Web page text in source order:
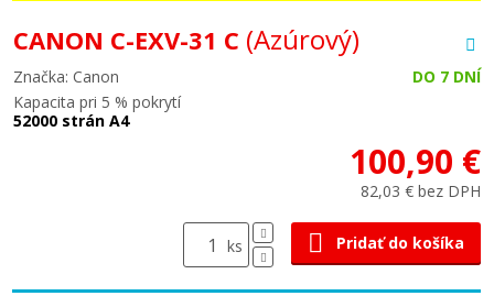
CANON C-EXV-31 C (Azúrový)
Značka: Canon
DO 7 DNÍ
Kapacita pri 5 % pokrytí
52000 strán A4
100,90 €
82,03 € bez DPH
ks Pridať do košíka